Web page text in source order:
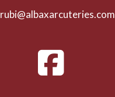
rubi
albaxarcuteries.com